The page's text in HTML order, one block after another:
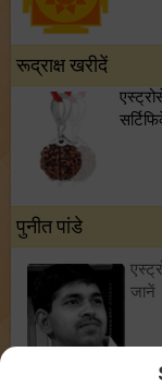
रूद्राक्ष खरीदें
पुनीत पांडे
जानें